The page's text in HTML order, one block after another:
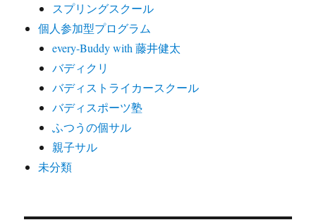
スプリングスクール
個人参加型プログラム
every-Buddy with 藤井健太
バディクリ
バディストライカースクール
バディスポーツ塾
ふつうの個サル
親子サル
未分類